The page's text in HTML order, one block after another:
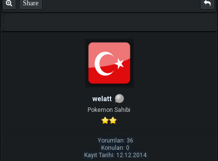
Share
welatt
Pokemon Sahibi
Yorumları: 36
Konuları: 0
Kayıt Tarihi: 12.12.2014